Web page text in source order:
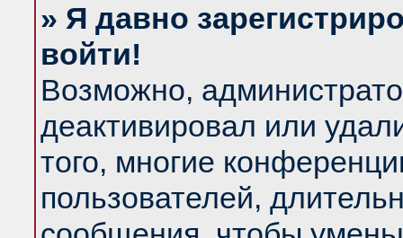
» Я давно
войти!
Возможно,
деактивировал или
того, многие
пользователей,